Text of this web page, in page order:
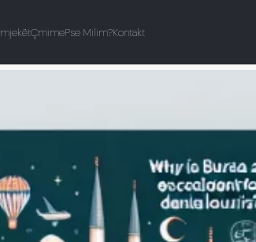
mjekëtÇmimePse Milim?Kontakt